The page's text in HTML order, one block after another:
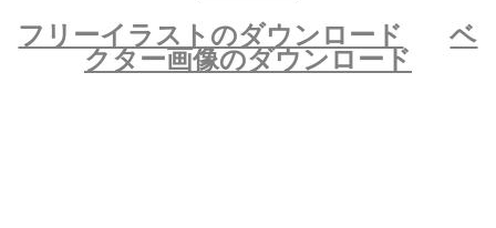
フリーイラストのダウンロード
ベ
クター画像のダウンロード